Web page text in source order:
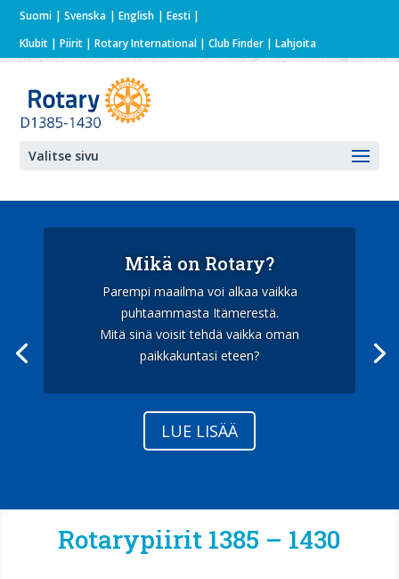
Suomi Svenska English
Eesti
Klubit |Piirit |Rotary International | Club Finder | Lahjoita
Valitse sivu
Mikä on Rotary?
Parempi maailma voi alkaa vaikka
puhtaammasta Itämerestä.
Mitä sinä voisit tehdä vaikka oman
paikkakuntasi eteen?
LUE LISÄÄ
Rotarypiirit 1385 – 1430